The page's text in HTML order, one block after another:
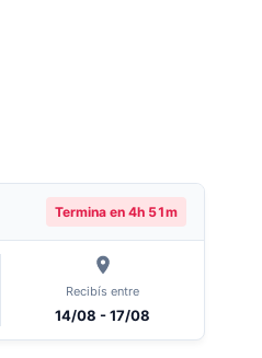
Termina en 4h 51m
Recibís entre
14/08 - 17/08